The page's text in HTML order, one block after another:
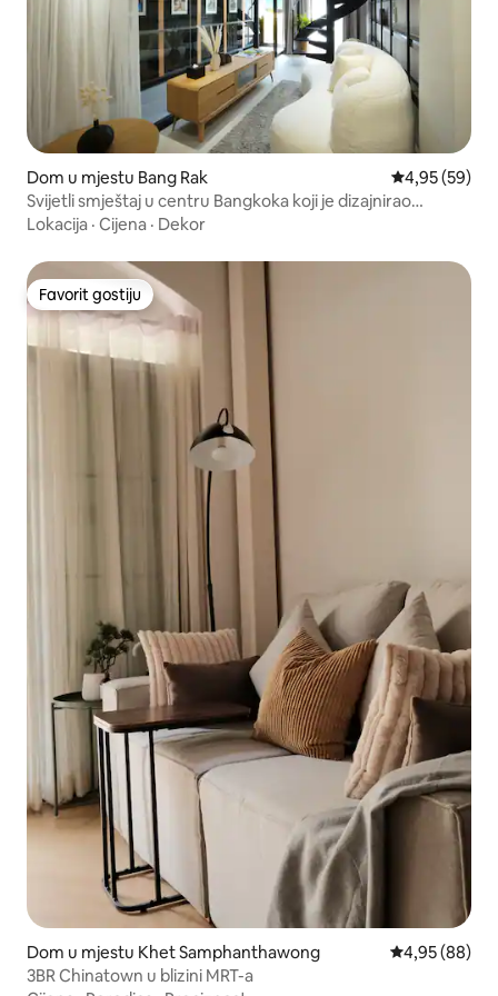
Dom u mjestu Bang Rak Prosječna
4,95 (59)
Svijetli smještaj u centru Bangkoka koji je dizajnirao
arhitekt
Lokacija · Cijena · Dekor
Favorit gostiju
Favorit gostiju
Dom u mjestu Khet Samphanthawong Prosječna
4,95 (88)
3BR Chinatown u blizini MRT-a